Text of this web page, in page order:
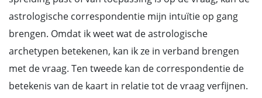
astrologische correspondentie mijn intuïtie op gang
brengen. Omdat ik weet wat de astrologische
archetypen betekenen, kan ik ze in verband brengen
met de vraag. Ten tweede kan de correspondentie de
betekenis van de kaart in relatie tot de vraag verfijnen.